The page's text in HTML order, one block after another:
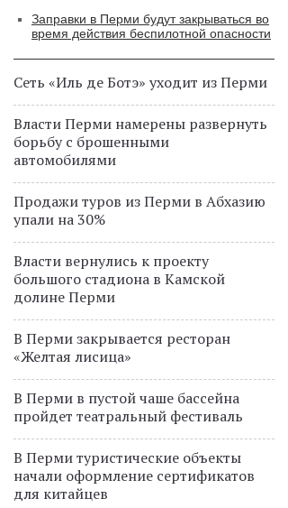
Заправки в Перми будут закрываться во
время действия беспилотной опасности
Сеть «Иль де Ботэ» уходит из Перми
Власти Перми намерены развернуть
борьбу с брошенными
автомобилями
Продажи туров из Перми в Абхазию
упали на 30%
Власти вернулись к проекту
большого стадиона в Камской
долине Перми
В Перми закрывается ресторан
«Желтая лисица»
В Перми в пустой чаше бассейна
пройдет театральный фестиваль
В Перми туристические объекты
начали оформление сертификатов
для китайцев